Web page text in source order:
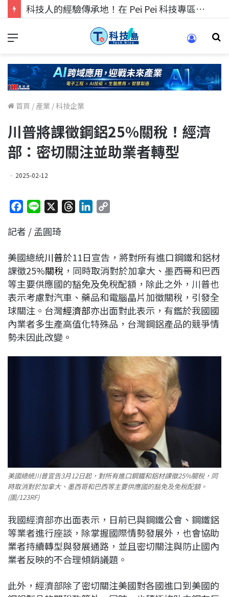
科技人的經驗傳承地！在 Pei Pei 科技專區，與學弟妹交流最硬核的技術
首頁 / 產業 /科技企業
川普將課徵鋼鋁25%關稅！經濟
部：密切關注並助業者轉型
2025-02-12
c
b
o
o
k
n
a
d
s
e
d
I
n
L
i
n
k
記者 / 孟圓琦
美國總統川普於11日宣告，將對所有進口鋼鐵和鋁材
課徵25%關稅 ，同時取消對於加拿大、墨西哥和巴西
等主要供應國的豁免及免稅配額，除此之外，川普也
表示考慮對汽車、藥品和電腦晶片加徵關稅，引發全
球關注。台灣經濟部亦出面對此表示，有鑑於我國國
內業者多生產高值化特殊品，台灣鋼鋁產品的競爭情
勢未因此改變。
美國總統川普宣告3月12日起，對所有進口鋼鐵和鋁材課徵25%關稅，同
時取消對於加拿大、墨西哥和巴西等主要供應國的豁免及免稅配額。
(圖/123RF)
我國經濟部亦出面表示，日前已與鋼鐵公會、鋼鐵鋁
等業者進行座談，除掌握國際情勢發展外，也會協助
業者持續轉型與發展通路，並且密切關注與防止國內
業者反映的不合理傾銷議題。
此外，經濟部除了密切關注美國對各國進口到美國的